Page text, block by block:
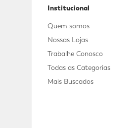
Institucional
Quem somos
Nossas Lojas
Trabalhe Conosco
Todas as Categorias
Mais Buscados